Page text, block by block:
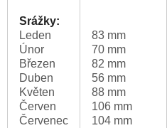
Srážky:
Leden
Únor
Březen
Duben
Květen
Červen
Červenec
83 mm
70 mm
82 mm
56 mm
88 mm
106 mm
104 mm